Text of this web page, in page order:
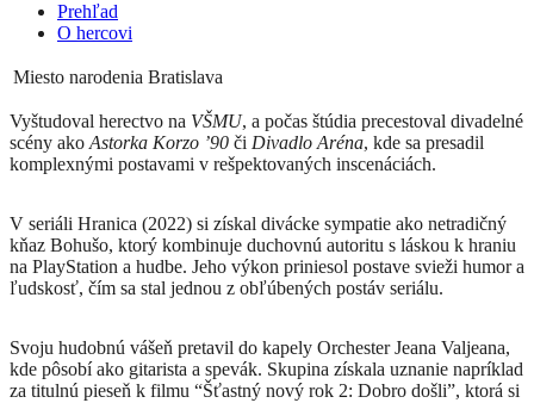
Prehľad
O hercovi
Miesto narodenia Bratislava
Vyštudoval herectvo na VŠMU, a počas štúdia precestoval divadelné
scény ako Astorka Korzo ’90 či Divadlo Aréna, kde sa presadil
komplexnými postavami v rešpektovaných inscenáciách.
V seriáli Hranica (2022) si získal divácke sympatie ako netradičný
kňaz Bohušo, ktorý kombinuje duchovnú autoritu s láskou k hraniu
na PlayStation a hudbe. Jeho výkon priniesol postave svieži humor a
ľudskosť, čím sa stal jednou z obľúbených postáv seriálu.
Svoju hudobnú vášeň pretavil do kapely Orchester Jeana Valjeana,
kde pôsobí ako gitarista a spevák. Skupina získala uznanie napríklad
za titulnú pieseň k filmu “Šťastný nový rok 2: Dobro došli”, ktorá si